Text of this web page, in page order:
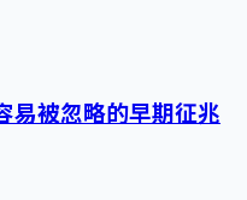
易被忽略的早期征兆